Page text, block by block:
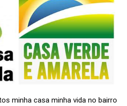
minha casa minha vida no bairro